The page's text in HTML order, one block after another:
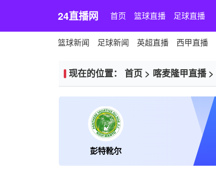
24直播网 首页 篮球直播 足球直播
篮球新闻 足球新闻 英超直播 西甲直播
现在的位置： 首页 > 喀麦隆甲直播>
彭特靴尔